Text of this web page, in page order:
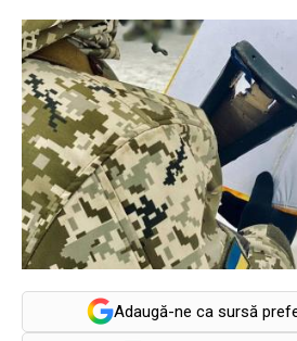
Adaugă-ne ca sursă